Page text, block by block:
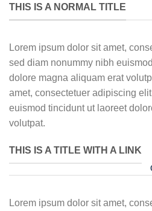
THIS IS A NORMAL TITLE
Lorem ipsum dolor sit amet,
sed diam nonummy nibh
dolore magna aliquam erat
amet, consectetuer adipiscing
euismod tincidunt ut laoreet
volutpat.
THIS IS A TITLE WITH A LINK
Lorem ipsum dolor sit amet,